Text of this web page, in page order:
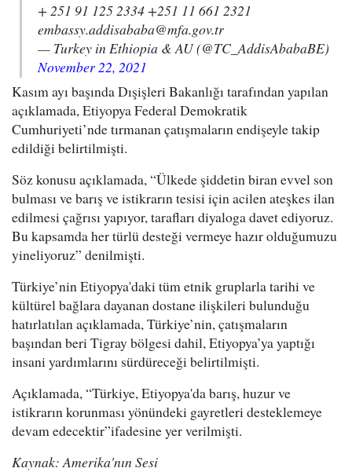
+ 251 91 125 2334 +251 11 661 2321
embassy.addisababa@mfa.gov.tr
— Turkey in Ethiopia & AU (@TC_AddisAbabaBE)
November 22, 2021
Kasım ayı başında Dışişleri Bakanlığı tarafından yapılan
açıklamada, Etiyopya Federal Demokratik
Cumhuriyeti’nde tırmanan çatışmaların endişeyle takip
edildiği belirtilmişti.
Söz konusu açıklamada, “Ülkede şiddetin biran evvel son
bulması ve barış ve istikrarın tesisi için acilen ateşkes ilan
edilmesi çağrısı yapıyor, tarafları diyaloga davet ediyoruz.
Bu kapsamda her türlü desteği vermeye hazır olduğumuzu
yineliyoruz” denilmişti.
Türkiye’nin Etiyopya'daki tüm etnik gruplarla tarihi ve
kültürel bağlara dayanan dostane ilişkileri bulunduğu
hatırlatılan açıklamada, Türkiye’nin, çatışmaların
başından beri Tigray bölgesi dahil, Etiyopya’ya yaptığı
insani yardımlarını sürdüreceği belirtilmişti.
Açıklamada, “Türkiye, Etiyopya'da barış, huzur ve
istikrarın korunması yönündeki gayretleri desteklemeye
devam edecektir”ifadesine yer verilmişti.
Kaynak: Amerika'nın Sesi